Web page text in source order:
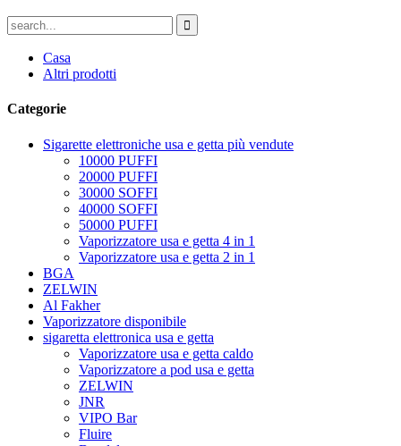
Casa
Altri prodotti
Categorie
Sigarette elettroniche usa e getta più vendute
10000 PUFFI
20000 PUFFI
30000 SOFFI
40000 SOFFI
50000 PUFFI
Vaporizzatore usa e getta 4 in 1
Vaporizzatore usa e getta 2 in 1
BGA
ZELWIN
Al Fakher
Vaporizzatore disponibile
sigaretta elettronica usa e getta
Vaporizzatore usa e getta caldo
Vaporizzatore a pod usa e getta
ZELWIN
JNR
VIPO Bar
Fluire